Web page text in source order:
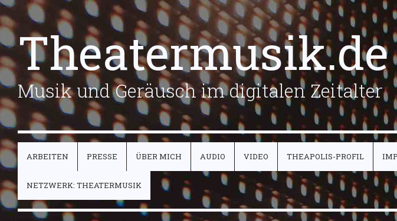
Theatermusik.de
Musik und Geräusch im digitalen Zeitalter
ARBEITEN PRESSE ÜBER MICH AUDIO VIDEO THEAPOLIS-PROFIL
NETZWERK: THEATERMUSIK